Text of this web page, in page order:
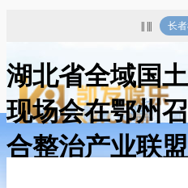
长
湖北省全域国
现场会在鄂州
合整治产业联